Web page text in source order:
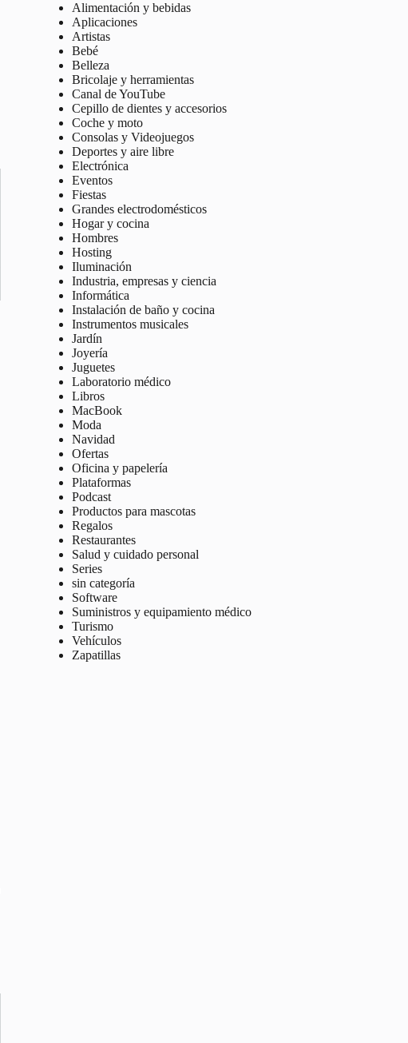
Alimentación y bebidas
Aplicaciones
Artistas
Bebé
Belleza
Bricolaje y herramientas
Canal de YouTube
Cepillo de dientes y accesorios
Coche y moto
Consolas y Videojuegos
Deportes y aire libre
Electrónica
Eventos
Fiestas
Grandes electrodomésticos
Hogar y cocina
Hombres
Hosting
Iluminación
Industria, empresas y ciencia
Informática
Instalación de baño y cocina
Instrumentos musicales
Jardín
Joyería
Juguetes
Laboratorio médico
Libros
MacBook
Moda
Navidad
Ofertas
Oficina y papelería
Plataformas
Podcast
Productos para mascotas
Regalos
Restaurantes
Salud y cuidado personal
Series
sin categoría
Software
Suministros y equipamiento médico
Turismo
Vehículos
Zapatillas